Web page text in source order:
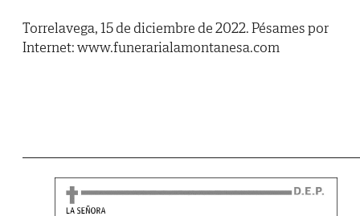
Torrelavega, 15 de diciembre de 2022. Pésames por
Internet: www.funerarialamontanesa.com